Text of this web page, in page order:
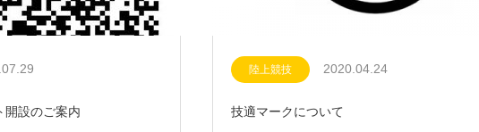
開設のご案内
陸上競技 2020.04.24
技適マークについて